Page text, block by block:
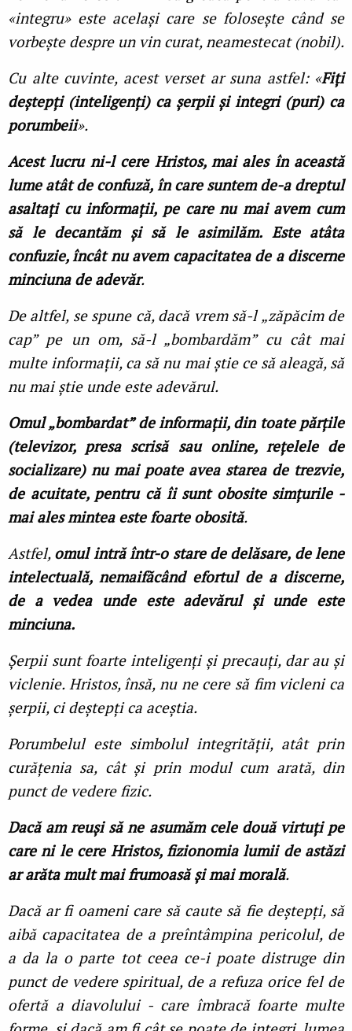
«integru» este același care se folosește când se
vorbește despre un vin curat, neamestecat (nobil).
Cu alte cuvinte, acest verset ar suna astfel: «Fiți
deștepți (inteligenți) ca șerpii și integri (puri) ca
porumbeii».
Acest lucru ni-l cere Hristos, mai ales în această
lume atât de confuză, în care suntem de-a dreptul
asaltați cu informații, pe care nu mai avem cum
să le decantăm și să le asimilăm. Este atâta
confuzie, încât nu avem capacitatea de a discerne
minciuna de adevăr.
De altfel, se spune că, dacă vrem să-l „zăpăcim de
cap” pe un om, să-l „bombardăm” cu cât mai
multe informații, ca să nu mai știe ce să aleagă, să
nu mai știe unde este adevărul.
Omul „bombardat” de informații, din toate părțile
(televizor, presa scrisă sau online, rețelele de
socializare) nu mai poate avea starea de trezvie,
de acuitate, pentru că îi sunt obosite simțurile -
mai ales mintea este foarte obosită.
Astfel, omul intră într-o stare de delăsare, de lene
intelectuală, nemaifăcând efortul de a discerne,
de a vedea unde este adevărul și unde este
minciuna.
Șerpii sunt foarte inteligenți și precauți, dar au și
viclenie. Hristos, însă, nu ne cere să fim vicleni ca
șerpii, ci deștepți ca aceștia.
Porumbelul este simbolul integrității, atât prin
curățenia sa, cât și prin modul cum arată, din
punct de vedere fizic.
Dacă am reuși să ne asumăm cele două virtuți pe
care ni le cere Hristos, fizionomia lumii de astăzi
ar arăta mult mai frumoasă și mai morală.
Dacă ar fi oameni care să caute să fie deștepți, să
aibă capacitatea de a preîntâmpina pericolul, de
a da la o parte tot ceea ce-i poate distruge din
punct de vedere spiritual, de a refuza orice fel de
ofertă a diavolului - care îmbracă foarte multe